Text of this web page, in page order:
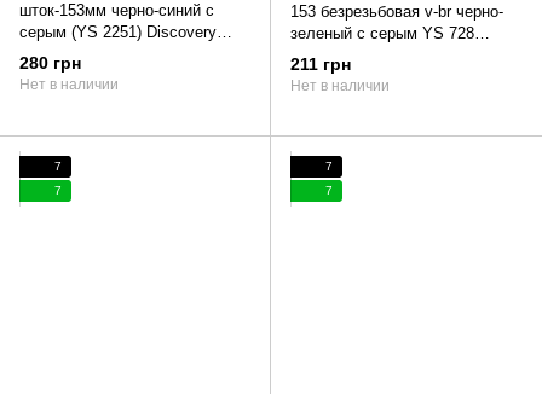
шток-153мм черно-синий с
серым (YS 2251) Discovery
FLINT 2021 (черно-синий с
серым)
280 грн
Нет в наличии
153 безрезьбовая v-br черно-
зеленый с серым YS 728
TANDEM TR-URVFK-26003-152
AMULET
211 грн
Нет в наличии
7
7
7
7